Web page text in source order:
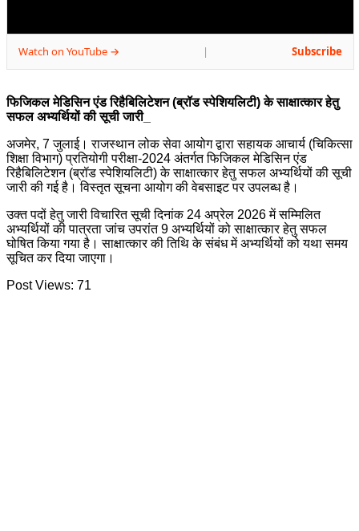
Watch on YouTube → | Subscribe
फिजिकल मेडिसिन एंड रिहैबिलिटेशन (ब्रॉड स्पेशियलिटी) के साक्षात्कार हेतु
सफल अभ्यर्थियों की सूची जारी_
अजमेर, 7 जुलाई। राजस्थान लोक सेवा आयोग द्वारा सहायक आचार्य (चिकित्सा
शिक्षा विभाग) प्रतियोगी परीक्षा-2024 अंतर्गत फिजिकल मेडिसिन एंड
रिहैबिलिटेशन (ब्रॉड स्पेशियलिटी) के साक्षात्कार हेतु सफल अभ्यर्थियों की सूची
जारी की गई है। विस्तृत सूचना आयोग की वेबसाइट पर उपलब्ध है।
उक्त पदों हेतु जारी विचारित सूची दिनांक 24 अप्रेल 2026 में सम्मिलित
अभ्यर्थियों की पात्रता जांच उपरांत 9 अभ्यर्थियों को साक्षात्कार हेतु सफल
घोषित किया गया है। साक्षात्कार की तिथि के संबंध में अभ्यर्थियों को यथा समय
सूचित कर दिया जाएगा।
Post Views: 71